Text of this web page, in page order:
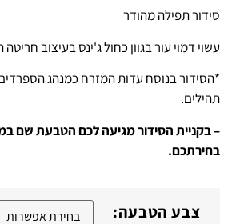
סידור תפילה מהודר
עשוי דמוי עור בגוון כחול ג'ינס בעיצוב
*הסידור בנוסח עדות המזרח כמנהג
תהילים.
– בקניית הסידור מגיעה לכם הטבעת שם
בחירתכם.
צבע הטבעה: